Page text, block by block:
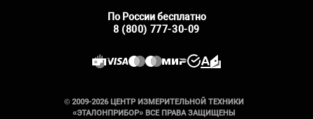
По России бесплатно
8 (800) 777-30-09
© 2009-2026 ЦЕНТР ИЗМЕРИТЕЛЬНОЙ ТЕХНИКИ
«ЭТАЛОНПРИБОР» ВСЕ ПРАВА ЗАЩИЩЕНЫ